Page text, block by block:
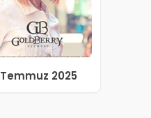
Temmuz 2025